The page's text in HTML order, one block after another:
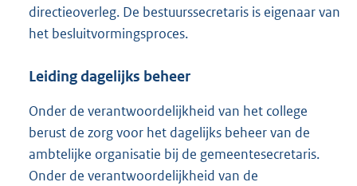
directieoverleg. De bestuurssecretaris is eigenaar van
het besluitvormingsproces.
Leiding dagelijks beheer
Onder de verantwoordelijkheid van het college
berust de zorg voor het dagelijks beheer van de
ambtelijke organisatie bij de gemeentesecretaris.
Onder de verantwoordelijkheid van de